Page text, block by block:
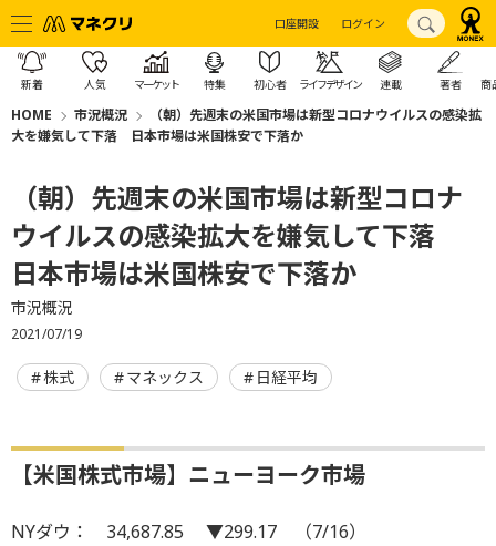
口座開設 ログイン
新着 人気 マーケット 特集 初心者 ライフデザイン 連載 著者 商
HOME 市況概況
（朝）先週末の米国市場は新型コロナウイルスの感染拡
大を嫌気して下落 日本市場は米国株安で下落か
（朝）先週末の米国市場は新型コロナ
ウイルスの感染拡大を嫌気して下落
日本市場は米国株安で下落か
市況概況
2021/07/19
株式 マネックス 日経平均
【米国株式市場】ニューヨーク市場
NYダウ： 34,687.85 ▼299.17 （7/16）